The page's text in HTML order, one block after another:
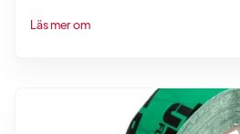
Läs mer om